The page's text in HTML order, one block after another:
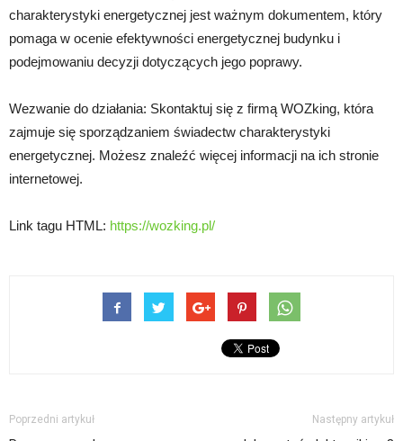
charakterystyki energetycznej jest ważnym dokumentem, który
pomaga w ocenie efektywności energetycznej budynku i
podejmowaniu decyzji dotyczących jego poprawy.
Wezwanie do działania: Skontaktuj się z firmą WOZking, która
zajmuje się sporządzaniem świadectw charakterystyki
energetycznej. Możesz znaleźć więcej informacji na ich stronie
internetowej.
Link tagu HTML: https://wozking.pl/
Poprzedni artykuł Następny artykuł